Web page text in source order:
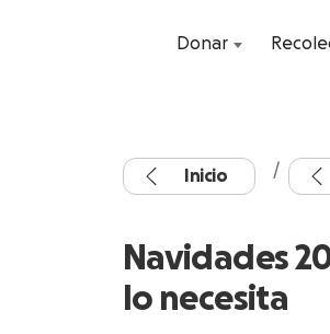
Donar
Inicio
Navidades
lo necesita